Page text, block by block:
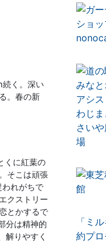
続く。深い
。春の新
くに紅葉の
そこは頑張
れがちで
クストリー
とかするで
分は精神的
解りやすく
「ミ
約プ